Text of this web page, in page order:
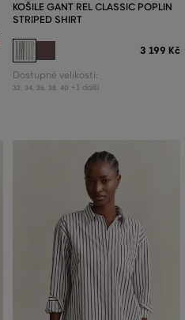
KOŠILE GANT REL CLASSIC POPLIN
STRIPED SHIRT
3 199 Kč
Dostupné velikosti:
32 34 36 38 40 +1 další